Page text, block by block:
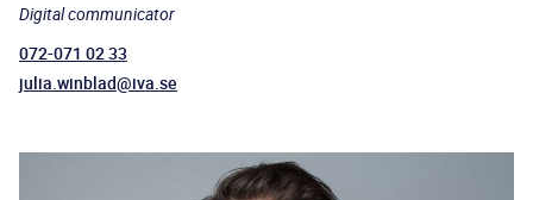
Digital communicator
072-071 02 33
julia.winblad@iva.se